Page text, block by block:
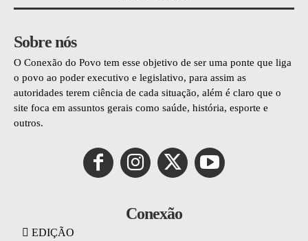
Sobre nós
O Conexão do Povo tem esse objetivo de ser uma ponte que liga
o povo ao poder executivo e legislativo, para assim as
autoridades terem ciência de cada situação, além é claro que o
site foca em assuntos gerais como saúde, história, esporte e
outros.
Conexão
EDIÇÃO